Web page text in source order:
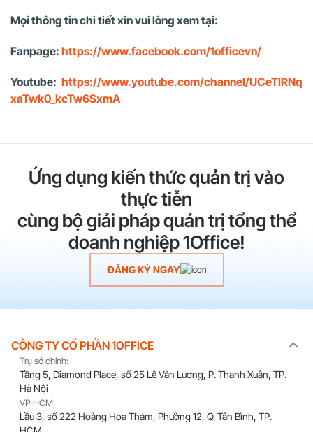
Mọi thông tin chi tiết xin vui lòng xem tại:
Fanpage: https://www.facebook.com/1officevn/
Youtube: https://www.youtube.com/channel/UCeTIRNq
xaTwk0_kcTw6SxmA
Ứng dụng kiến thức quản trị vào
thực tiễn
cùng bộ giải pháp quản trị tổng thể
doanh nghiệp 1Office!
ĐĂNG KÝ NGAY
CÔNG TY CỔ PHẦN 1OFFICE
Trụ sở chính:
Tầng 5, Diamond Place, số 25 Lê Văn Lương, P. Thanh Xuân, TP.
Hà Nội
VP HCM:
Lầu 3, số 222 Hoàng Hoa Thám, Phường 12, Q. Tân Bình, TP.